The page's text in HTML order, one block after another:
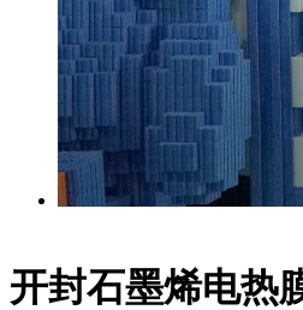
开封石墨烯电热